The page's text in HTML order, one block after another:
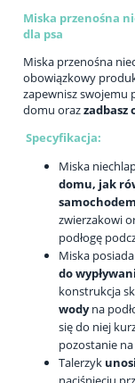
Miska przenośna
dla psa
Miska przenośna
obowiązkowy
zapewnisz swojemu
domu orazzadbasz
Specyfikacja:
Miska
domu, jak
samochodem
zwierzakowi
podłogę
Miska posiada
do
konstrukcja
wodyna
się do niej
pozostanie na
Talerzyk